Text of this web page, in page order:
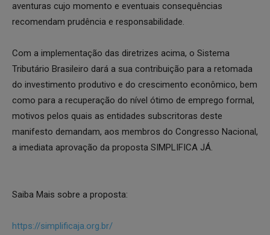
aventuras cujo momento e eventuais consequências
recomendam prudência e responsabilidade.
Com a implementação das diretrizes acima, o Sistema
Tributário Brasileiro dará a sua contribuição para a retomada
do investimento produtivo e do crescimento econômico, bem
como para a recuperação do nível ótimo de emprego formal,
motivos pelos quais as entidades subscritoras deste
manifesto demandam, aos membros do Congresso Nacional,
a imediata aprovação da proposta SIMPLIFICA JÁ.
Saiba Mais sobre a proposta:
https://simplificaja.org.br/